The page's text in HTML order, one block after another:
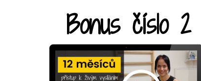
Bonus číslo 2